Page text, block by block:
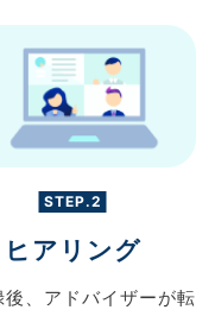
STEP.2
ヒアリング
、 アドバイザーが転